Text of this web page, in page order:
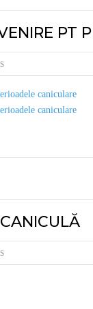
ȘI IMPOZITE
INFORMATIV
DE AVERE ȘI
PT
caniculare
caniculare